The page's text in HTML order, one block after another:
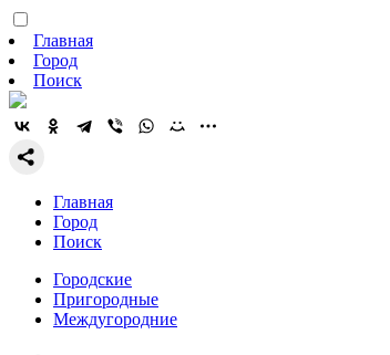
Главная
Город
Поиск
Главная
Город
Поиск
Городские
Пригородные
Междугородние